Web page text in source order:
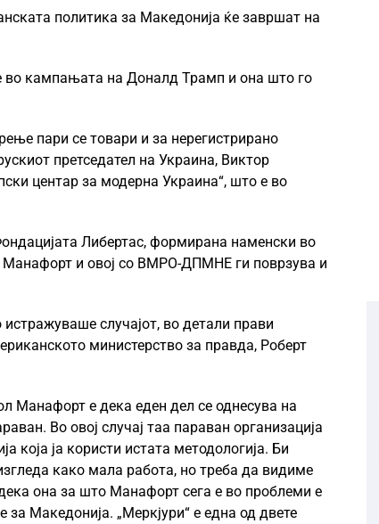
политика за Македонија ќе завршат на
во кампањата на Доналд Трамп и она што го
пари се товари и за нерегистрирано
претседател на Украина, Виктор
центар за модерна Украина“, што е во
Либертас, формирана наменски во
Манафорт и овој со ВМРО-ДПМНЕ ги поврзува и
случајот, во детали прави
министерство за правда, Роберт
Манафорт е дека еден дел се однесува на
Во овој случај таа параван организација
која ја користи истата методологија. Би
како мала работа, но треба да видиме
она за што Манафорт сега е во проблеми е
Македонија. „Меркјури“ е една од двете